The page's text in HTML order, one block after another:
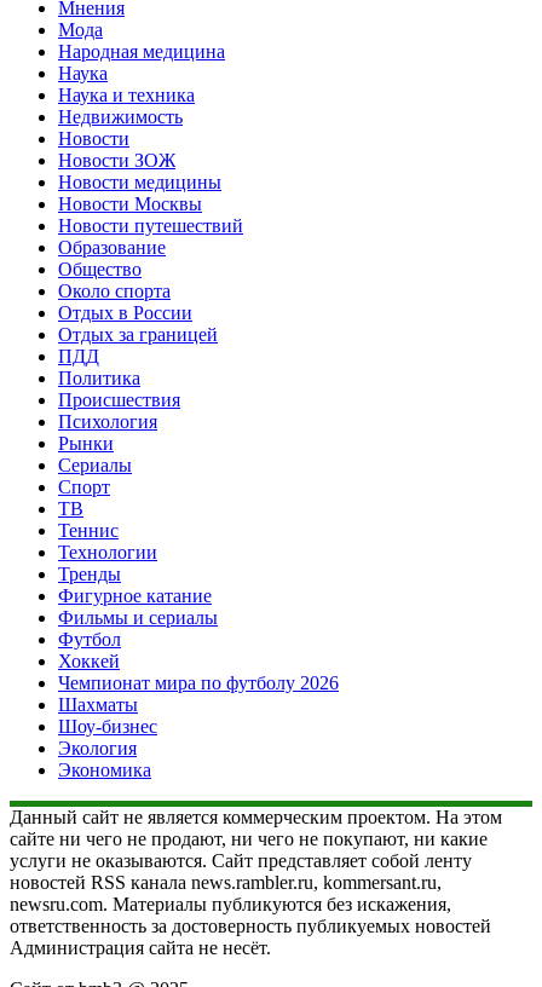
Мнения
Мода
Народная медицина
Наука
Наука и техника
Недвижимость
Новости
Новости ЗОЖ
Новости медицины
Новости Москвы
Новости путешествий
Образование
Общество
Около спорта
Отдых в России
Отдых за границей
ПДД
Политика
Происшествия
Психология
Рынки
Сериалы
Спорт
ТВ
Теннис
Технологии
Тренды
Фигурное катание
Фильмы и сериалы
Футбол
Хоккей
Чемпионат мира по футболу 2026
Шахматы
Шоу-бизнес
Экология
Экономика
Данный сайт не является коммерческим проектом. На этом
сайте ни чего не продают, ни чего не покупают, ни какие
услуги не оказываются. Сайт представляет собой ленту
новостей RSS канала news.rambler.ru, kommersant.ru,
newsru.com. Материалы публикуются без искажения,
ответственность за достоверность публикуемых новостей
Администрация сайта не несёт.